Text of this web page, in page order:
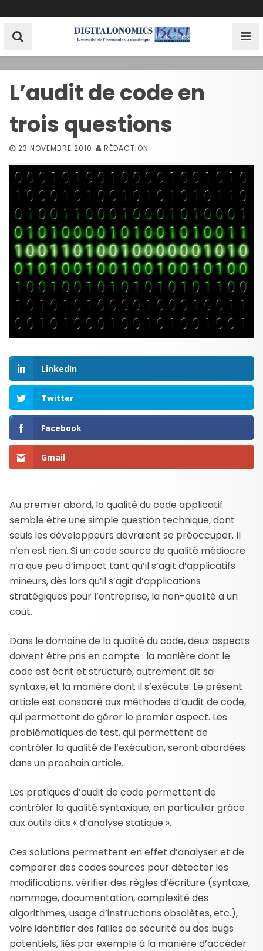
k
L’audit de code en
trois questions
23 NOVEMBRE 2010 RÉDACTION
LinkedIn
Twitter
Facebook
Gmail
Au premier abord, la qualité du code applicatif
semble être une simple question technique, dont
seuls les développeurs devraient se préoccuper. Il
n’en est rien. Si un code source de qualité médiocre
n’a que peu d’impact tant qu’il s’agit d’applicatifs
mineurs, dès lors qu’il s’agit d’applications
stratégiques pour l’entreprise, la non-qualité a un
coût.
Dans le domaine de la qualité du code, deux aspects
doivent être pris en compte : la manière dont le
code est écrit et structuré, autrement dit sa
syntaxe, et la manière dont il s’exécute. Le présent
article est consacré aux méthodes d’audit de code,
qui permettent de gérer le premier aspect. Les
problématiques de test, qui permettent de
contrôler la qualité de l’exécution, seront abordées
dans un prochain article.
Les pratiques d’audit de code permettent de
contrôler la qualité syntaxique, en particulier grâce
aux outils dits « d’analyse statique ».
Ces solutions permettent en effet d’analyser et de
comparer des codes sources pour détecter les
modifications, vérifier des règles d’écriture (syntaxe,
nommage, documentation, complexité des
algorithmes, usage d’instructions obsolètes, etc.),
voire identifier des failles de sécurité ou des bugs
potentiels, liés par exemple à la manière d’accéder